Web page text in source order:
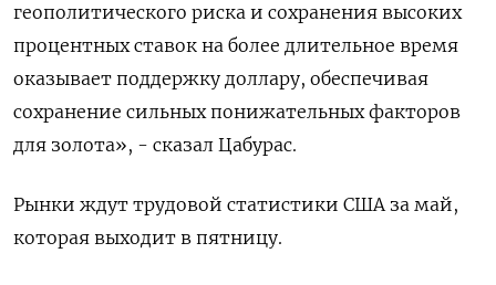
геополитического риска и сохранения высоких
процентных ставок ​на более длительное время
⁠оказывает поддержку доллару, обеспечивая
сохранение сильных понижательных факторов
для золота», - сказал Цабурас.
Рынки ждут трудовой статистики ‌США за май,
которая выходит в пятницу.